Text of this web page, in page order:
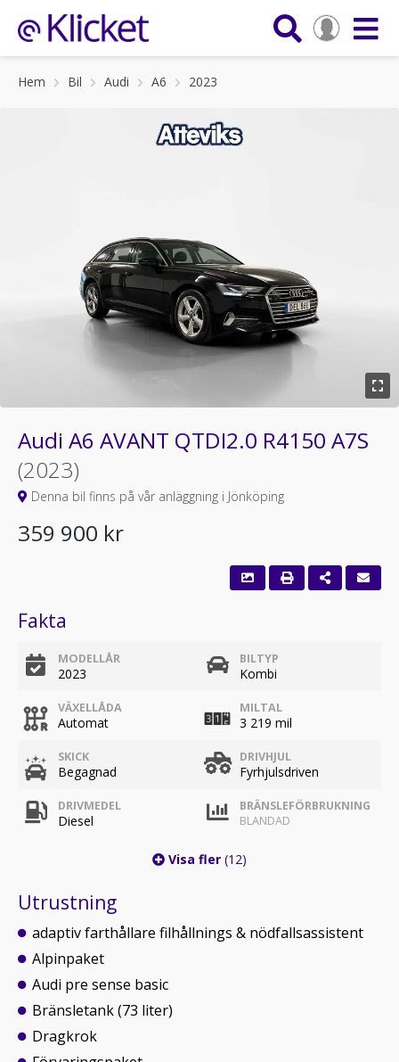
Hem Bil Audi A6 2023
Audi A6 AVANT QTDI2.0 R4150 A7S
(2023)
Denna bil finns på vår anläggning i Jönköping
359 900 kr
Fakta
MODELLÅR
2023
BILTYP
Kombi
VÄXELLÅDA
Automat
MILTAL
3 219 mil
SKICK
Begagnad
DRIVHJUL
Fyrhjulsdriven
DRIVMEDEL
Diesel
BRÄNSLEFÖRBRUKNING
BLANDAD
Visa fler (12)
Utrustning
adaptiv farthållare filhållnings & nödfallsassistent
Alpinpaket
Audi pre sense basic
Bränsletank (73 liter)
Dragkrok